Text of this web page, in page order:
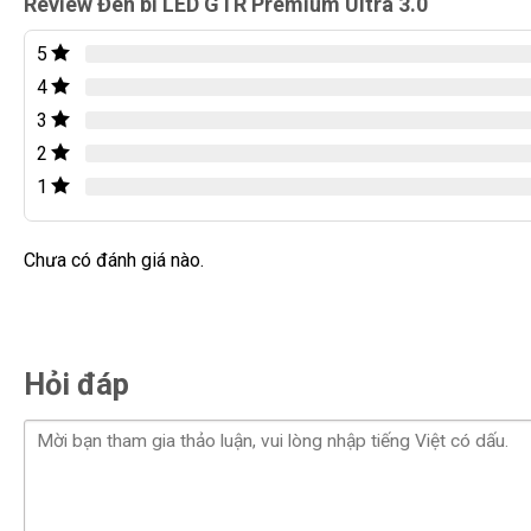
Đèn bi LED GTR Premium Ultra 3.0 tiếp tục theo phong
tinh tế của sản phẩm.
Phần hộp đèn được thiết kế tối giản với tông màu đen,
được tô điểm bằng sọc cam nổi bật, tạo nên sự phá cách.
nhấn mạnh sự độc đáo và tăng cường độ nhận diện của sản
9 chip LED chính và 1 chip LED phụ, GTR Premium Ultra
giúp tăng cường tầm nhìn và an toàn khi lái xe.
5
4
3
2
1
Chưa có đánh giá nào.
Hỏi đáp